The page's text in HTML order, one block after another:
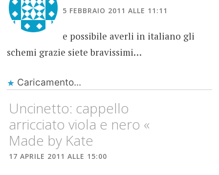
5 FEBBRAIO 2011 ALLE 11:11
e possibile averli in italiano gli
schemi grazie siete bravissimi…
Caricamento...
Uncinetto: cappello
arricciato viola e nero «
Made by Kate
17 APRILE 2011 ALLE 15:00